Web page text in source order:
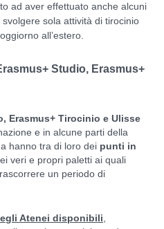
ad aver effettuato anche alcuni
sola attività di tirocinio
all’estero.
Studio, Erasmus+
Erasmus+ Tirocinio e Ulisse
e in alcune parti della
hanno tra di loro dei punti in
veri e propri paletti ai quali
un periodo di
Atenei disponibili